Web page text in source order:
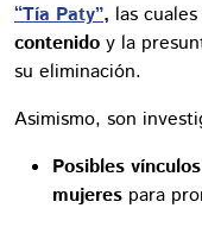
“Tía Paty”, las
contenido y la
su eliminación.
Asimismo, son
Posibles
mujeres para